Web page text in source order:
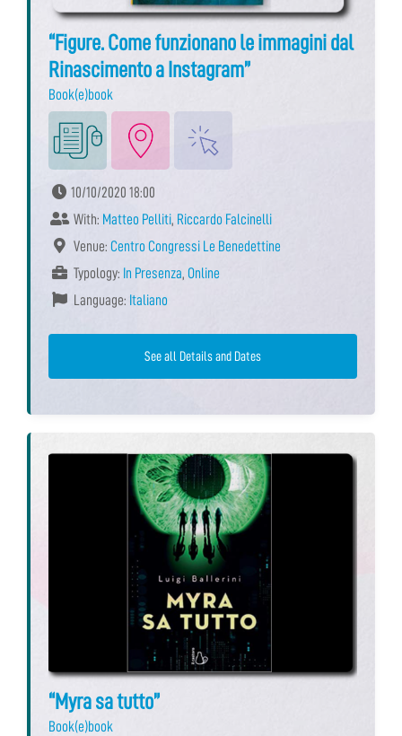
“Figure. Come funzionano le immagini dal
Rinascimento a Instagram”
Book(e)book
10/10/2020 18:00
With: Matteo Pelliti, Riccardo Falcinelli
Venue: Centro Congressi Le Benedettine
Typology: In Presenza, Online
Language: Italiano
See all Details and Dates
“Myra sa tutto”
Book(e)book